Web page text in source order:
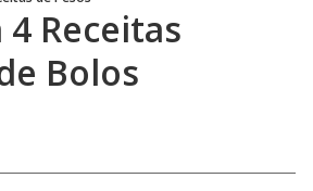
Receitas
Bolos